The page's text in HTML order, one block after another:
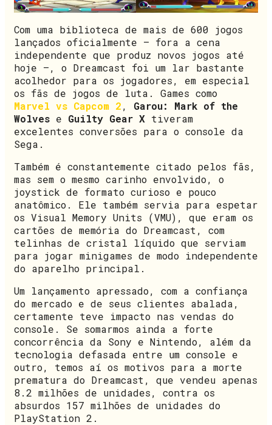
Com uma biblioteca de mais de 600 jogos
lançados oficialmente – fora a cena
independente que produz novos jogos até
hoje –, o Dreamcast foi um lar bastante
acolhedor para os jogadores, em especial
os fãs de jogos de luta. Games como
Marvel vs Capcom 2, Garou: Mark of the
Wolves e Guilty Gear X tiveram
excelentes conversões para o console da
Sega.
Também é constantemente citado pelos fãs,
mas sem o mesmo carinho envolvido, o
joystick de formato curioso e pouco
anatômico. Ele também servia para espetar
os Visual Memory Units (VMU), que eram os
cartões de memória do Dreamcast, com
telinhas de cristal líquido que serviam
para jogar minigames de modo independente
do aparelho principal.
Um lançamento apressado, com a confiança
do mercado e de seus clientes abalada,
certamente teve impacto nas vendas do
console. Se somarmos ainda a forte
concorrência da Sony e Nintendo, além da
tecnologia defasada entre um console e
outro, temos aí os motivos para a morte
prematura do Dreamcast, que vendeu apenas
8.2 milhões de unidades, contra os
absurdos 157 milhões de unidades do
PlayStation 2.